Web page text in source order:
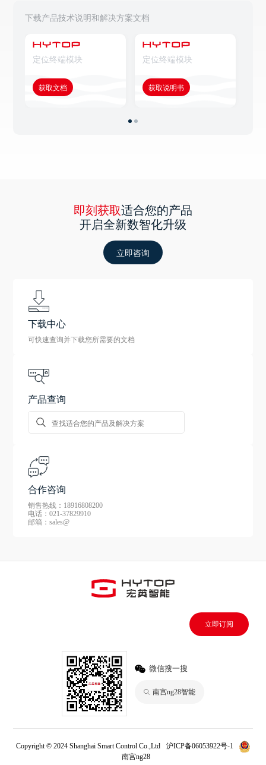
下载产品技术说明和解决方案文档
定位终端模块
获取文档
定位终端模块
获取说明书
即刻获取适合您的产品
开启全新数智化升级
立即咨询
下载中心
可快速查询并下载您所需要的文档
产品查询
合作咨询
销售热线：18916808200
电话：021-37829910
邮箱：sales@
立即订阅
微信搜一搜
南宫ng28智能
Copyright © 2024 Shanghai Smart Control Co.,Ltd
沪ICP备06053922号-1
南宫ng28